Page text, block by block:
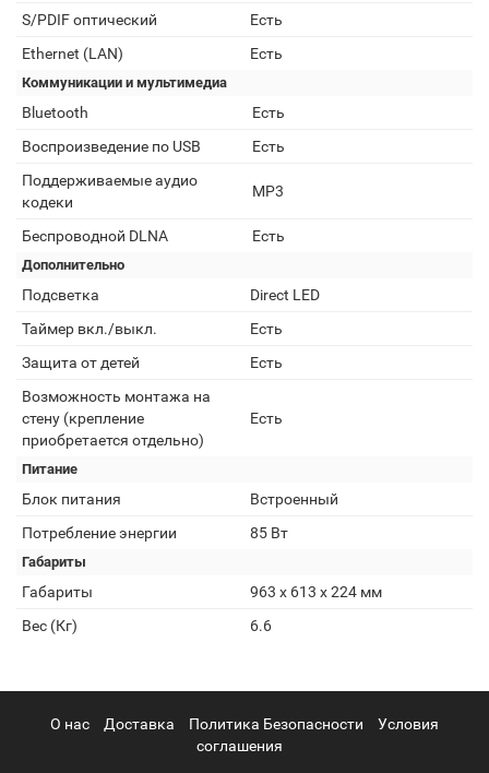
S/PDIF оптический
Есть
Ethernet (LAN)
Есть
Коммуникации и мультимедиа
Bluetooth
Есть
Воспроизведение по USB
Есть
Поддерживаемые аудио
кодеки
MP3
Беспроводной DLNA Есть
Дополнительно
Подсветка
Direct LED
Таймер вкл./выкл.
Есть
Защита от детей
Есть
Возможность монтажа на
стену (крепление
приобретается отдельно)
Есть
Питание
Блок питания
Встроенный
Потребление энергии
85 Вт
Габариты
Габариты
963 x 613 x 224 мм
Вес (Кг)
6.6
О нас Доставка Политика Безопасности
Условия
соглашения